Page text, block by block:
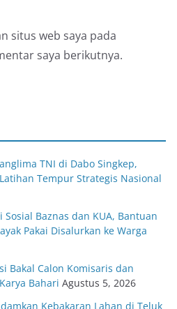
situs web saya pada
saya berikutnya.
TNI di Dabo Singkep,
Tempur Strategis Nasional
Baznas dan KUA, Bantuan
Pakai Disalurkan ke Warga
Bakal Calon Komisaris dan
Bahari Agustus 5, 2026
Kebakaran Lahan di Teluk